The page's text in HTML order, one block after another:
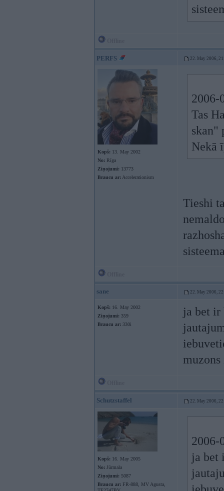
PERFS 22. May 2006,
Kopš: 13. May 2002
No: Rīga
Ziņojumi: 13773
Braucu ar: Accelerationism
2006-
Tas
skan"
Nekā
Tieshi
sane 22. May 2006,
Kopš: 16. May 2002
Ziņojumi: 359
Braucu ar: 330i
ja bet ir
Schutzstaffel 22. May 2006,
Kopš: 16. May 2005
No: Jūrmala
Ziņojumi: 5087
Braucu ar: FR-888, MV Agusta,
2006-
ja bet